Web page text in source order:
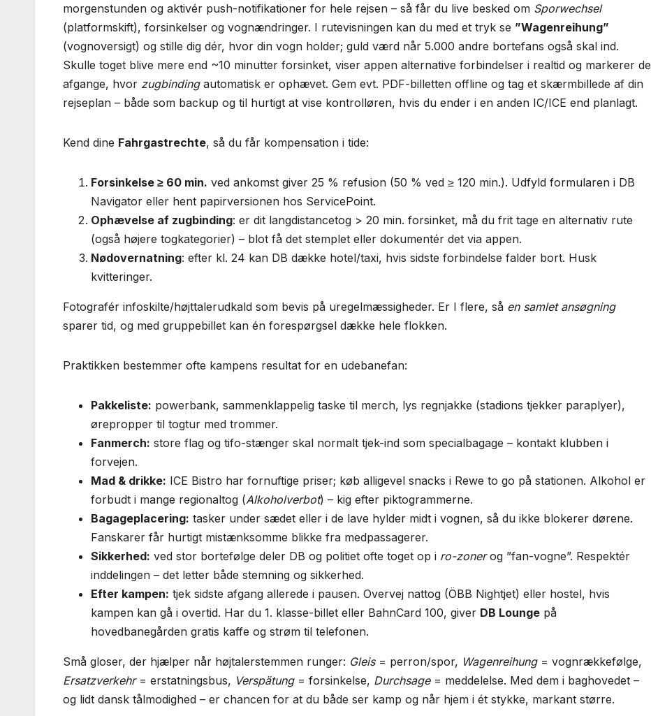
morgenstunden og aktivér push-notifikationer for hele rejsen – så får du live besked om Sporwechsel
(platformskift), forsinkelser og vognændringer. I rutevisningen kan du med et tryk se ”Wagenreihung”
(vognoversigt) og stille dig dér, hvor din vogn holder; guld værd når 5.000 andre bortefans også skal ind.
Skulle toget blive mere end ~10 minutter forsinket, viser appen alternative forbindelser i realtid og markerer de
afgange, hvor zugbindingautomatisk er ophævet. Gem evt. PDF-billetten offline og tag et skærmbillede af din
rejseplan – både som backup og til hurtigt at vise kontrolløren, hvis du ender i en anden IC/ICE end planlagt.
Kend dine Fahrgastrechte, så du får kompensation i tide:
Forsinkelse ≥ 60 min. ved ankomst giver 25 % refusion (50 % ved ≥ 120 min.). Udfyld formularen i DB
Navigator eller hent papirversionen hos ServicePoint.
Ophævelse af zugbinding: er dit langdistancetog > 20 min. forsinket, må du frit tage en alternativ rute
(også højere togkategorier) – blot få det stemplet eller dokumentér det via appen.
Nødovernatning: efter kl. 24 kan DB dække hotel/taxi, hvis sidste forbindelse falder bort. Husk
kvitteringer.
Fotografér infoskilte/højttalerudkald som bevis på uregelmæssigheder. Er I flere, så en samlet ansøgning
sparer tid, og med gruppebillet kan én forespørgsel dække hele flokken.
Praktikken bestemmer ofte kampens resultat for en udebanefan:
Pakkeliste: powerbank, sammenklappelig taske til merch, lys regnjakke (stadions tjekker paraplyer),
ørepropper til togtur med trommer.
Fanmerch: store flag og tifo-stænger skal normalt tjek-ind som specialbagage – kontakt klubben i
forvejen.
Mad & drikke: ICE Bistro har fornuftige priser; køb alligevel snacks i Rewe to go på stationen. Alkohol er
forbudt i mange regionaltog (Alkoholverbot) – kig efter piktogrammerne.
Bagageplacering: tasker under sædet eller i de lave hylder midt i vognen, så du ikke blokerer dørene.
Fanskarer får hurtigt mistænksomme blikke fra medpassagerer.
Sikkerhed: ved stor bortefølge deler DB og politiet ofte toget op i ro-zonerog ”fan-vogne”. Respektér
inddelingen – det letter både stemning og sikkerhed.
Efter kampen: tjek sidste afgang allerede i pausen. Overvej nattog (ÖBB Nightjet) eller hostel, hvis
kampen kan gå i overtid. Har du 1. klasse-billet eller BahnCard 100, giver DB Lounge på
hovedbanegården gratis kaffe og strøm til telefonen.
Små gloser, der hjælper når højtalerstemmen runger: Gleis= perron/spor, Wagenreihung= vognrækkefølge,
Ersatzverkehr= erstatningsbus, Verspätung= forsinkelse, Durchsage= meddelelse. Med dem i baghovedet –
og lidt dansk tålmodighed – er chancen for at du både ser kamp og når hjem i ét stykke, markant større.